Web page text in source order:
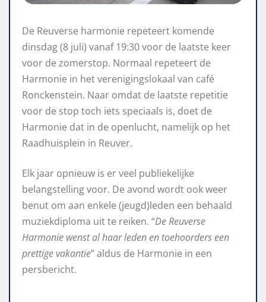
De Reuverse harmonie repeteert komende
dinsdag (8 juli) vanaf 19:30 voor de laatste keer
voor de zomerstop. Normaal repeteert de
Harmonie in het verenigingslokaal van café
Ronckenstein. Naar omdat de laatste repetitie
voor de stop toch iets speciaals is, doet de
Harmonie dat in de openlucht, namelijk op het
Raadhuisplein in Reuver.
Elk jaar opnieuw is er veel publiekelijke
belangstelling voor. De avond wordt ook weer
benut om aan enkele (jeugd)leden een behaald
muziekdiploma uit te reiken. “De Reuverse
Harmonie wenst al haar leden en toehoorders een
prettige vakantie” aldus de Harmonie in een
persbericht.